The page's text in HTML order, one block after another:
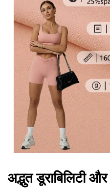
अद्भुत डूराबिलिटी